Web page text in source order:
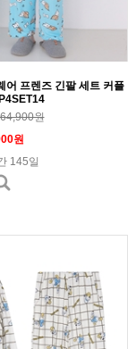
어 프렌즈 긴팔 세트 커플
원
원
145일